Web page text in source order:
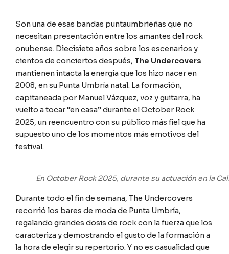
Son una de esas bandas puntaumbrieñas que no
necesitan presentación entre los amantes del rock
onubense. Diecisiete años sobre los escenarios y
cientos de conciertos después, The Undercovers
mantienen intacta la energía que los hizo nacer en
2008, en su Punta Umbría natal. La formación,
capitaneada por Manuel Vázquez, voz y guitarra, ha
vuelto a tocar “en casa” durante el October Rock
2025, un reencuentro con su público más fiel que ha
supuesto uno de los momentos más emotivos del
festival.
En October Rock 2025, durante su actuación en la
Durante todo el fin de semana, The Undercovers
recorrió los bares de moda de Punta Umbría,
regalando grandes dosis de rock con la fuerza que los
caracteriza y demostrando el gusto de la formación a
la hora de elegir su repertorio. Y no es casualidad que